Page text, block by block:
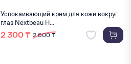
Успокаивающий крем для кожи вокруг
глаз Nextbeau H...
2 300 ₸ 2 600 ₸